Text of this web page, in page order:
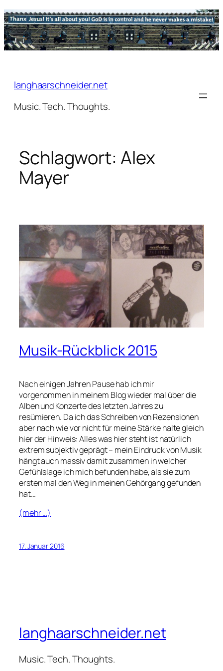
Zum
Inhalt
springen
langhaarschneider.net
Music. Tech. Thoughts.
Schlagwort: Alex
Mayer
Musik-Rückblick 2015
Nach einigen Jahren Pause hab ich mir
vorgenommen in meinem Blog wieder mal über die
Alben und Konzerte des letzten Jahres zu
resümieren. Da ich das Schreiben von Rezensionen
aber nach wie vor nicht für meine Stärke halte gleich
hier der Hinweis: Alles was hier steht ist natürlich
extrem subjektiv geprägt – mein Eindruck von Musik
hängt auch massiv damit zusammen in welcher
Gefühlslage ich mich befunden habe, als sie zum
ersten mal den Weg in meinen Gehörgang gefunden
hat…
(mehr …)
17. Januar 2016
langhaarschneider.net
Music. Tech. Thoughts.